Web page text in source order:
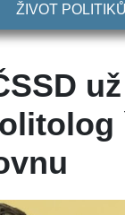
ŽIVOT POLITIKŮ